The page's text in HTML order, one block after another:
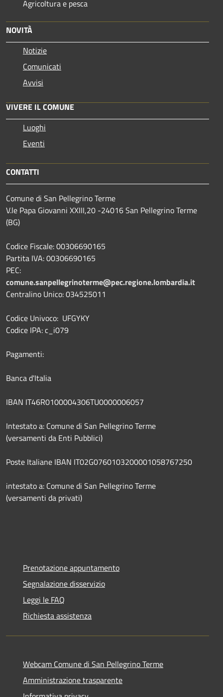
Agricoltura e pesca
NOVITÀ
Notizie
Comunicati
Avvisi
VIVERE IL COMUNE
Luoghi
Eventi
CONTATTI
Comune di San Pellegrino Terme
V.le Papa Giovanni XXIII,20 -24016 San Pellegrino Terme
(BG)
Codice Fiscale: 00306690165
Partita IVA: 00306690165
PEC:
comune.sanpellegrinoterme@pec.regione.lombardia.it
Centralino Unico: 034525011
Codice Univoco: UFGYKY
Codice IPA: c_i079
Pagamenti:
Banca d'Italia
IBAN IT46R0100004306TU0000006057
Intestato a: Comune di San Pellegrino Terme
(versamenti da Enti Pubblici)
Poste Italiane IBAN IT02G0760103200001058767250
intestato a: Comune di San Pellegrino Terme
(versamenti da privati)
Prenotazione appuntamento
Segnalazione disservizio
Leggi le FAQ
Richiesta assistenza
Webcam Comune di San Pellegrino Terme
Amministrazione trasparente